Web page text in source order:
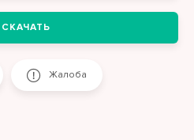
СКАЧАТЬ
Жалоба